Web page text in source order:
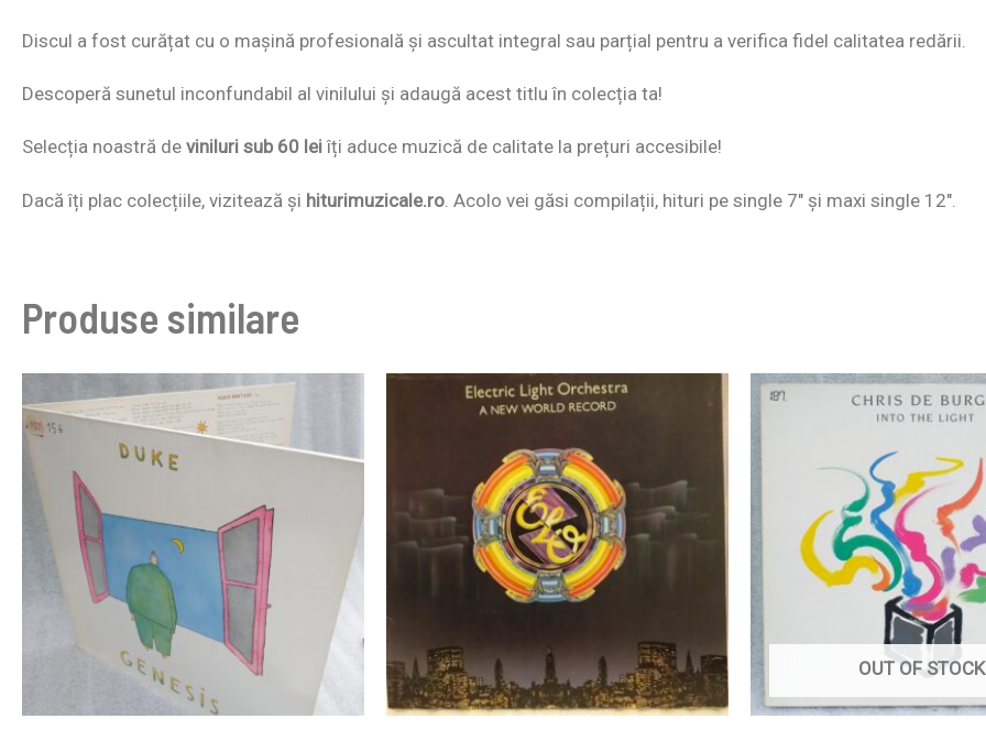
Discul a fost curățat cu o mașină profesională și ascultat integral sau parțial pentru a verifica fidel calitatea redării.
Descoperă sunetul inconfundabil al vinilului și adaugă acest titlu în colecția ta!
Selecția noastră de viniluri sub 60 leiîți aduce muzică de calitate la prețuri accesibile!
Dacă îți plac colecțiile, vizitează și hiturimuzicale.ro . Acolo vei găsi compilații, hituri pe single 7″ și maxi single 12″.
Produse similare
OUT OF STOCK